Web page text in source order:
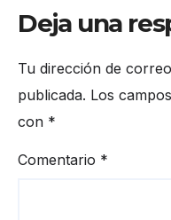
Deja una
Tu dirección de
publicada. Los
con *
Comentario *